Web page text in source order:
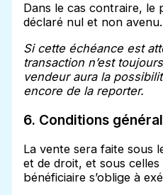
Dans le cas contraire, le
déclaré nul et non avenu.
Si cette échéance est
transaction n’est
vendeur aura la
encore de la reporter.
6. Conditions
La vente sera faite sous
et de droit, et sous
bénéficiaire s’oblige à